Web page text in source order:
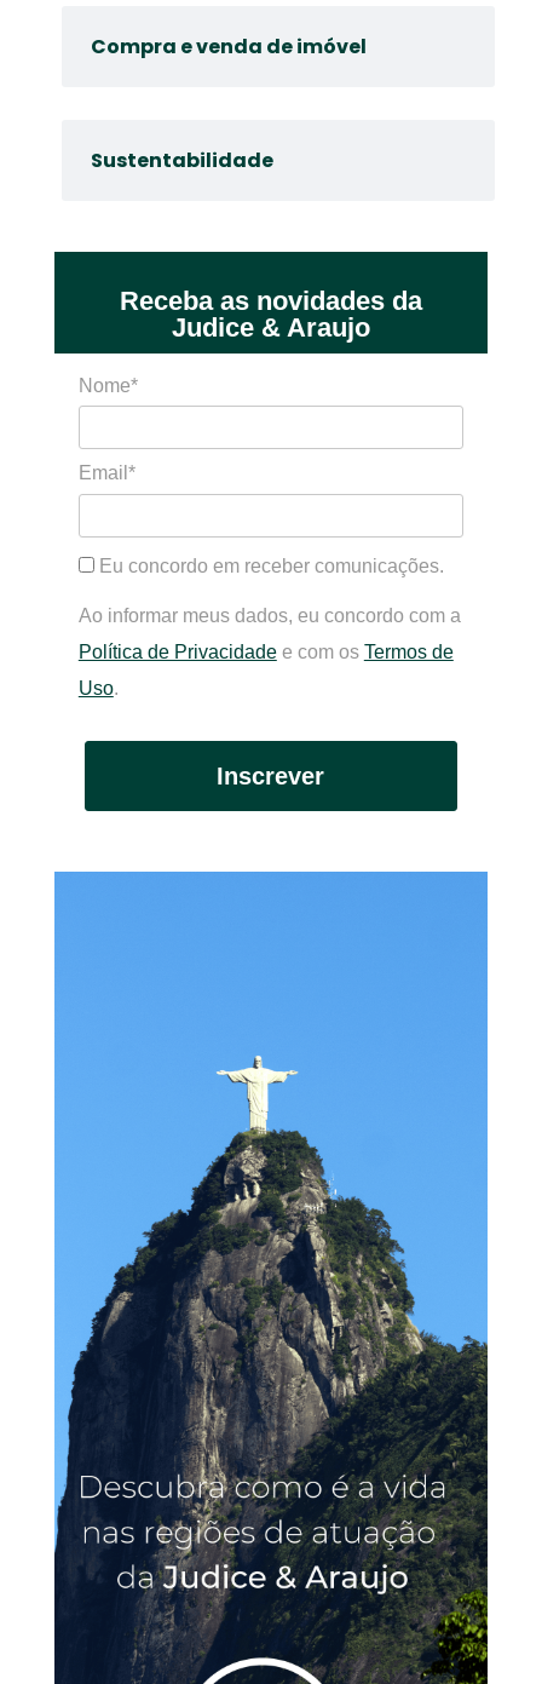
Compra e venda de imóvel
Sustentabilidade
Receba as novidades da
Judice & Araujo
Nome*
Email*
Eu concordo em receber comunicações.
Ao informar meus dados, eu concordo com a
Política de Privacidadee com os Termos de
Uso.
Inscrever